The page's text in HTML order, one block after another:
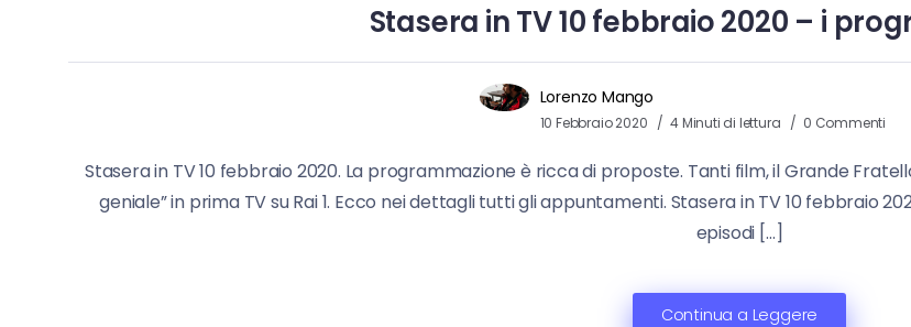
Stasera in TV 10 febbraio 2020 – i
Lorenzo Mango
10 Febbraio 2020 4 Minuti di lettura 0 Commenti
Stasera in TV 10 febbraio 2020. La programmazione è ricca di proposte. Tanti film, il Grande
geniale” in prima TV su Rai 1. Ecco nei dettagli tutti gli appuntamenti. Stasera in TV 10 febbraio
episodi […]
Continua a Leggere